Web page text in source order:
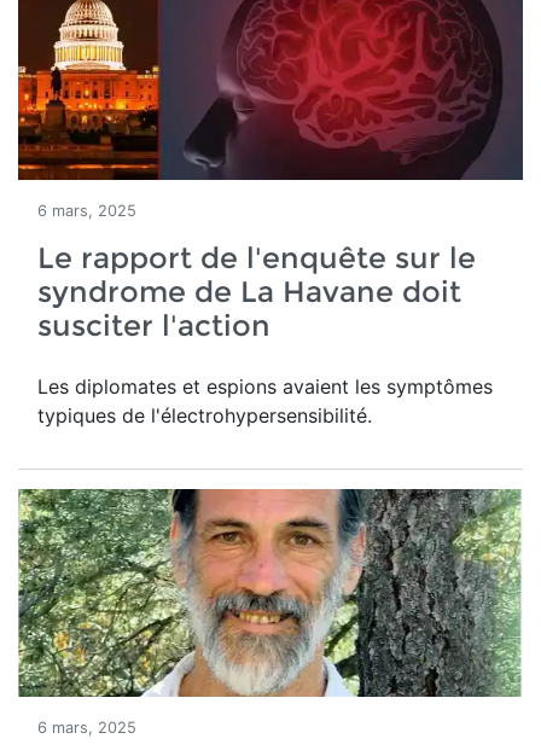
6 mars, 2025
Le rapport de l'enquête sur le
syndrome de La Havane doit
susciter l'action
Les diplomates et espions avaient les symptômes
typiques de l'électrohypersensibilité.
6 mars, 2025